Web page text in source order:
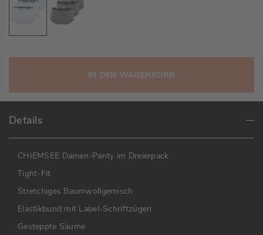
IN DEN WARENKORB
Details
CHIEMSEE Damen-Panty im Dreierpack
Tight-Fit
Stretchiges Baumwollgemisch
Elastikbund mit Label-Schriftzügen
Gesteppte Säume